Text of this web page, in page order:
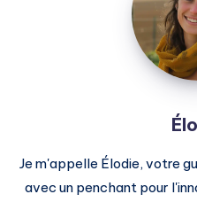
Je m'appelle Élodie, votre
avec un penchant pour